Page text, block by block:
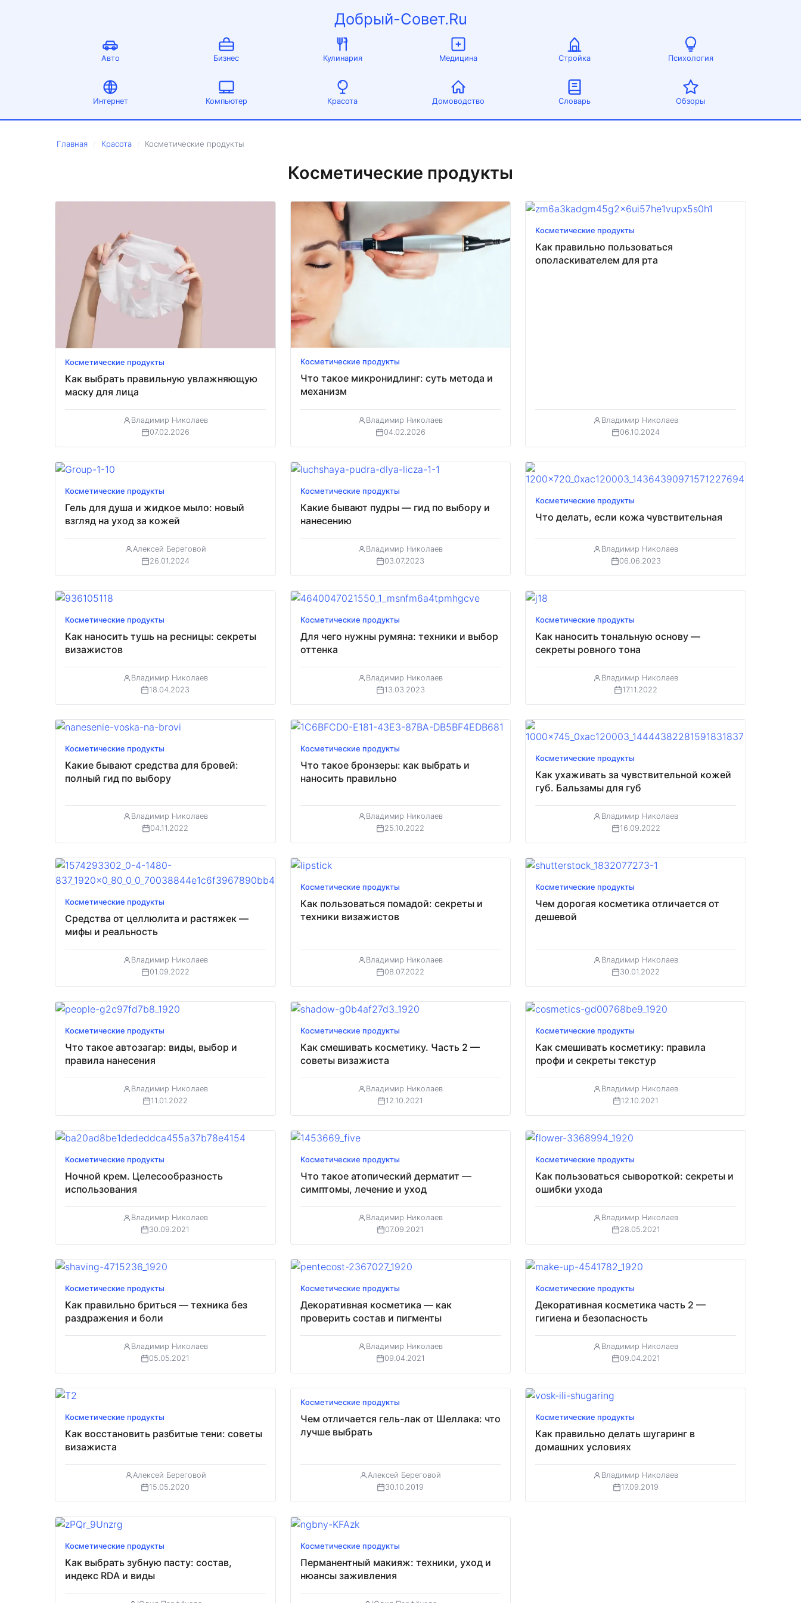
Добрый-Совет.Ru
Авто Бизнес Кулинария Медицина Стройка Психология
Интернет Компьютер Красота Домоводство Словарь Обзоры
Главная Красота Косметические продукты
Косметические продукты
Косметические продукты
Как выбрать правильную увлажняющую
маску для лица
Владимир Николаев
07.02.2026
Косметические продукты
Что такое микронидлинг: суть метода и
механизм
Владимир Николаев
04.02.2026
Косметические продукты
Как правильно пользоваться
ополаскивателем для рта
Владимир Николаев
06.10.2024
Косметические продукты
Гель для душа и жидкое мыло: новый
взгляд на уход за кожей
Алексей Береговой
26.01.2024
Косметические продукты
Какие бывают пудры — гид по выбору и
нанесению
Владимир Николаев
03.07.2023
Косметические продукты
Что делать, если кожа чувствительная
Владимир Николаев
06.06.2023
Косметические продукты
Как наносить тушь на ресницы: секреты
визажистов
Владимир Николаев
18.04.2023
Косметические продукты
Для чего нужны румяна: техники и выбор
оттенка
Владимир Николаев
13.03.2023
Косметические продукты
Как наносить тональную основу —
секреты ровного тона
Владимир Николаев
17.11.2022
Косметические продукты
Какие бывают средства для бровей:
полный гид по выбору
Владимир Николаев
04.11.2022
Косметические продукты
Что такое бронзеры: как выбрать и
наносить правильно
Владимир Николаев
25.10.2022
Косметические продукты
Как ухаживать за чувствительной кожей
губ. Бальзамы для губ
Владимир Николаев
16.09.2022
Косметические продукты
Средства от целлюлита и растяжек —
мифы и реальность
Владимир Николаев
01.09.2022
Косметические продукты
Как пользоваться помадой: секреты и
техники визажистов
Владимир Николаев
08.07.2022
Косметические продукты
Чем дорогая косметика отличается от
дешевой
Владимир Николаев
30.01.2022
Косметические продукты
Что такое автозагар: виды, выбор и
правила нанесения
Владимир Николаев
11.01.2022
Косметические продукты
Как смешивать косметику. Часть 2 —
советы визажиста
Владимир Николаев
12.10.2021
Косметические продукты
Как смешивать косметику: правила
профи и секреты текстур
Владимир Николаев
12.10.2021
Косметические продукты
Ночной крем. Целесообразность
использования
Владимир Николаев
30.09.2021
Косметические продукты
Что такое атопический дерматит —
симптомы, лечение и уход
Владимир Николаев
07.09.2021
Косметические продукты
Как пользоваться сывороткой: секреты и
ошибки ухода
Владимир Николаев
28.05.2021
Косметические продукты
Как правильно бриться — техника без
раздражения и боли
Владимир Николаев
05.05.2021
Косметические продукты
Декоративная косметика — как
проверить состав и пигменты
Владимир Николаев
09.04.2021
Косметические продукты
Декоративная косметика часть 2 —
гигиена и безопасность
Владимир Николаев
09.04.2021
Косметические продукты
Как восстановить разбитые тени: советы
визажиста
Алексей Береговой
15.05.2020
Косметические продукты
Чем отличается гель-лак от Шеллака: что
лучше выбрать
Алексей Береговой
30.10.2019
Косметические продукты
Как правильно делать шугаринг в
домашних условиях
Владимир Николаев
17.09.2019
Косметические продукты
Как выбрать зубную пасту: состав,
индекс RDA и виды
Косметические продукты
Перманентный макияж: техники, уход и
нюансы заживления